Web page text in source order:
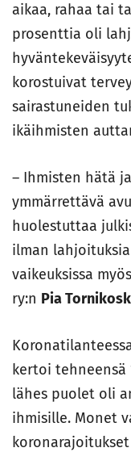
aikaa, rahaa tai
prosenttia oli
korostuivat
sairastuneiden
ikäihmisten
– Ihmisten hätä
ymmärrettävä
huolestuttaa
ilman
vaikeuksissa
ry:n Pia
kertoi
lähes puolet oli
ihmisille. Monet